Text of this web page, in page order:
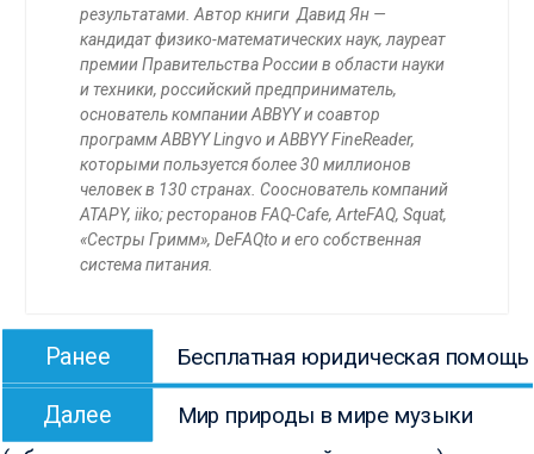
результатами. Автор книги Давид Ян —
кандидат физико-математических наук, лауреат
премии Правительства России в области науки
и техники, российский предприниматель,
основатель компании ABBYY и соавтор
программ ABBYY Lingvo и ABBYY FineReader,
которыми пользуется более 30 миллионов
человек в 130 странах. Сооснователь компаний
ATAPY, iiko; ресторанов FAQ-Cafe, ArteFAQ, Squat,
«Сестры Гримм», DeFAQto и его собственная
система питания.
Навигация
записям
Ранее
запись:
Бесплатная юридическая помощь
Далее
запись:
Мир природы в мире музыки